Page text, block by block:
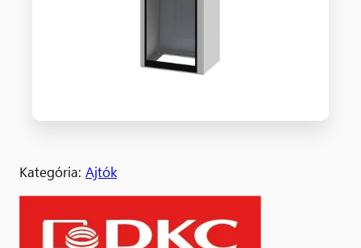
Kategória: Ajtók